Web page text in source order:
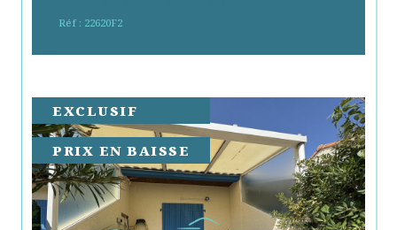
Réf : 22620F2
EXCLUSIF
PRIX EN BAISSE